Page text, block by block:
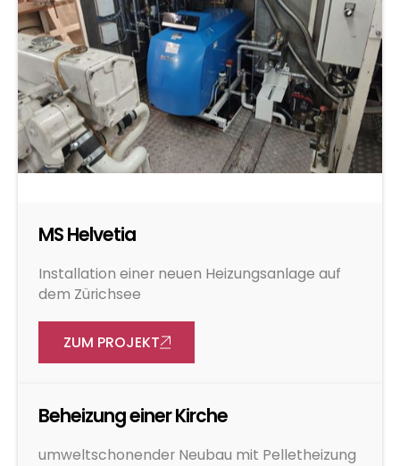
MS Helvetia
Installation einer neuen Heizungsanlage auf
dem Zürichsee
ZUM PROJEKT
Beheizung einer Kirche
umweltschonender Neubau mit Pelletheizung